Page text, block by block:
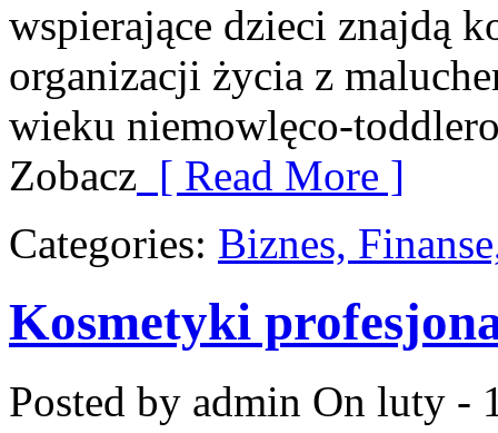
wspierające dzieci znajdą
organizacji życia z
wieku niemowlęco-
Zobacz [ Read More ]
Categories: Biznes,
Kosmetyki
Posted by admin On luty -